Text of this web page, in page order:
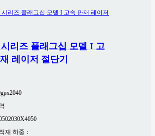
리즈 플래그십 모델 I 고
레이저 절단기
gpx2040
2030X4050
재 하중：